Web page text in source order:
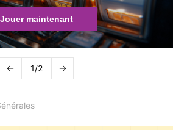
Jouer maintenant
1/2